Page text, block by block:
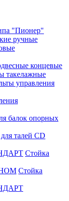
"Пионер"
ручные
концевые
такелажные
управления
балок опорных
талей CD
Стойка
Стойка